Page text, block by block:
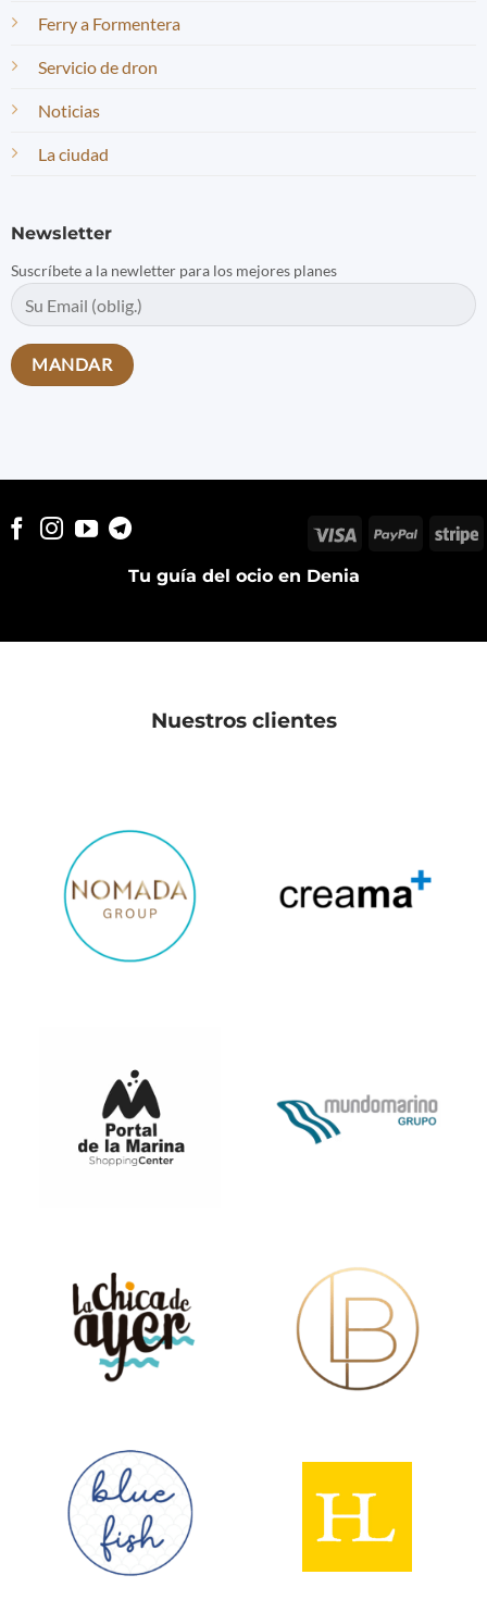
Ferry a Formentera
Servicio de dron
Noticias
La ciudad
Newsletter
Suscríbete a la newletter para los mejores planes
Tu guía del ocio en Denia
Visa PayPal
Nuestros clientes